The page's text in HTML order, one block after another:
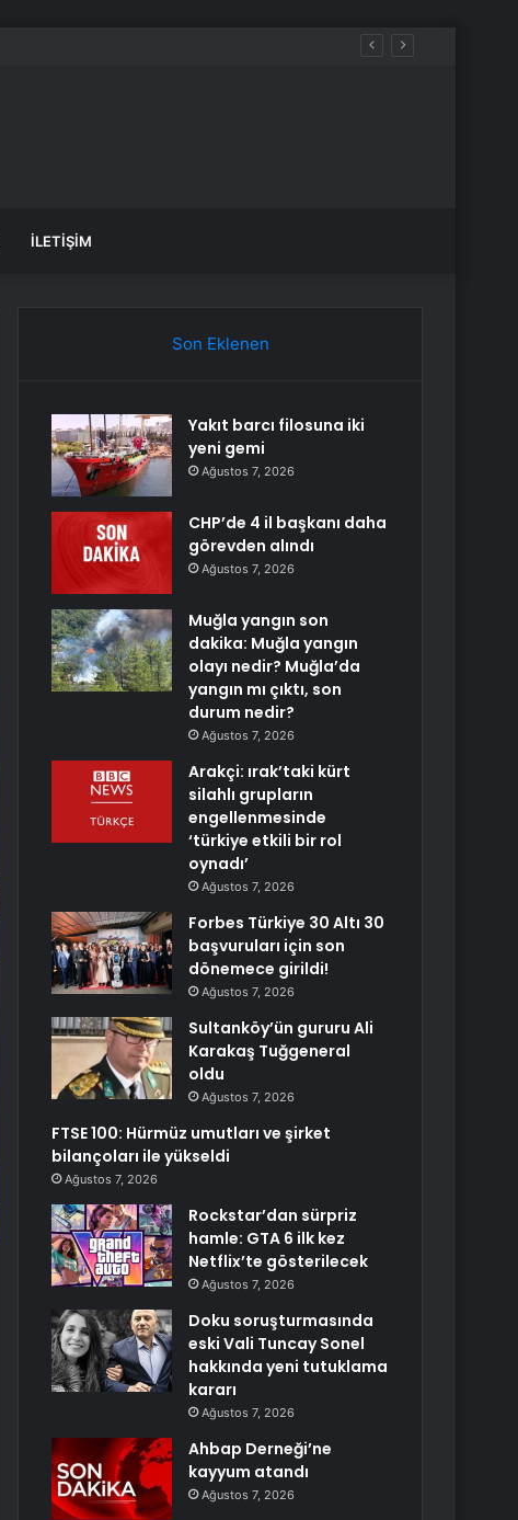
İLETIŞIM
Son Eklenen
Yakıt barcı filosuna iki
yeni gemi
Ağustos 7, 2026
CHP’de 4 il başkanı daha
görevden alındı
Ağustos 7, 2026
Muğla yangın son
dakika: Muğla yangın
olayı nedir? Muğla’da
yangın mı çıktı, son
durum nedir?
Ağustos 7, 2026
Arakçi: ırak’taki kürt
silahlı grupların
engellenmesinde
‘türkiye etkili bir rol
oynadı’
Ağustos 7, 2026
Forbes Türkiye 30 Altı 30
başvuruları için son
dönemece girildi!
Ağustos 7, 2026
Sultanköy’ün gururu Ali
Karakaş Tuğgeneral
oldu
Ağustos 7, 2026
FTSE 100: Hürmüz umutları ve şirket
bilançoları ile yükseldi
Ağustos 7, 2026
Rockstar’dan sürpriz
hamle: GTA 6 ilk kez
Netflix’te gösterilecek
Ağustos 7, 2026
Doku soruşturmasında
eski Vali Tuncay Sonel
hakkında yeni tutuklama
kararı
Ağustos 7, 2026
Ahbap Derneği’ne
kayyum atandı
Ağustos 7, 2026